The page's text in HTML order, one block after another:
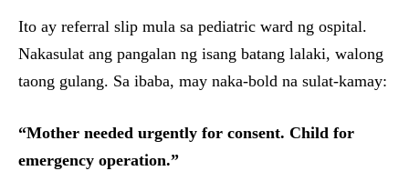
Ito ay referral slip mula sa pediatric ward ng ospital.
Nakasulat ang pangalan ng isang batang lalaki, walong
taong gulang. Sa ibaba, may naka-bold na sulat-kamay:
“Mother needed urgently for consent. Child for
emergency operation.”